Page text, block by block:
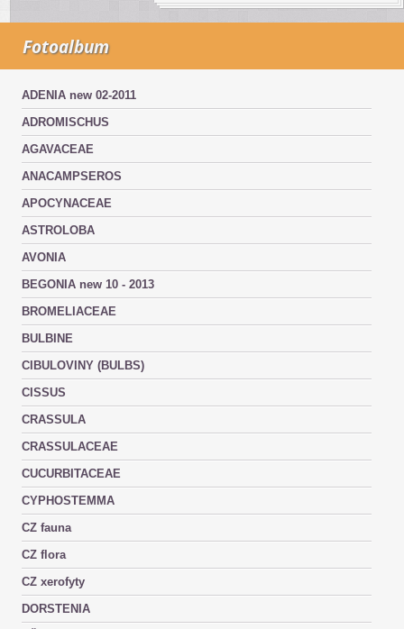
Fotoalbum
ADENIA new 02-2011
ADROMISCHUS
AGAVACEAE
ANACAMPSEROS
APOCYNACEAE
ASTROLOBA
AVONIA
BEGONIA new 10 - 2013
BROMELIACEAE
BULBINE
CIBULOVINY (BULBS)
CISSUS
CRASSULA
CRASSULACEAE
CUCURBITACEAE
CYPHOSTEMMA
CZ fauna
CZ flora
CZ xerofyty
DORSTENIA